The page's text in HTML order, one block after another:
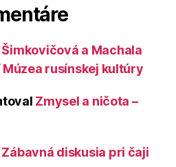
Šimkovičová a Machala
rusínskej kultúry
Zmysel a ničota –
Zábavná diskusia pri čaji